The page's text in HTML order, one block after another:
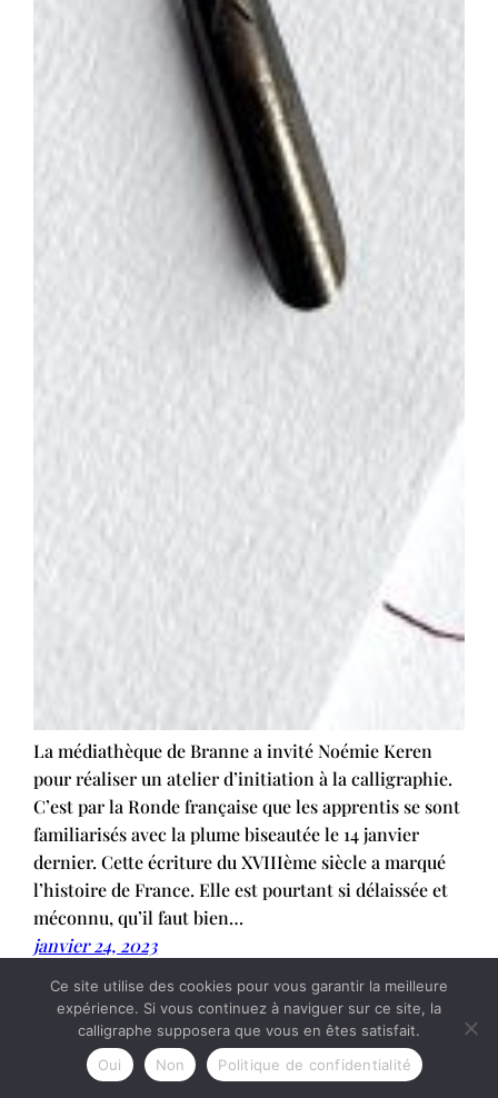
La médiathèque de Branne a invité Noémie Keren
pour réaliser un atelier d’initiation à la calligraphie.
C’est par la Ronde française que les apprentis se sont
familiarisés avec la plume biseautée le 14 janvier
dernier. Cette écriture du XVIIIème siècle a marqué
l’histoire de France. Elle est pourtant si délaissée et
méconnu, qu’il faut bien…
janvier 24, 2023
Ce site utilise des cookies pour vous garantir la meilleure
expérience. Si vous continuez à naviguer sur ce site, la
calligraphe supposera que vous en êtes satisfait.
Oui
Non Politique de confidentialité